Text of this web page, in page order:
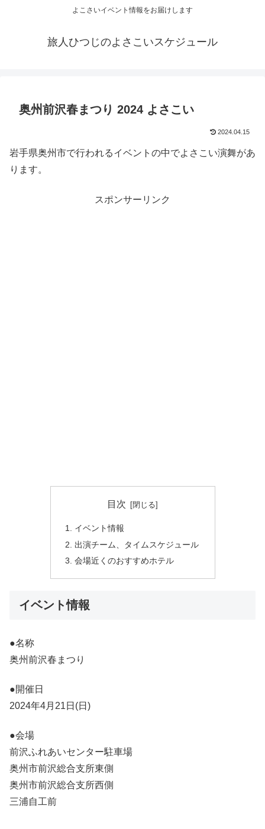
よこさいイベント情報をお届けします
旅人ひつじのよさこいスケジュール
奥州前沢春まつり 2024 よさこい
2024.04.15
岩手県奥州市で行われるイベントの中でよさこい演舞があ
ります。
スポンサーリンク
目次
イベント情報
出演チーム、タイムスケジュール
会場近くのおすすめホテル
イベント情報
●名称
奥州前沢春まつり
●開催日
2024年4月21日(日)
●会場
前沢ふれあいセンター駐車場
奥州市前沢総合支所東側
奥州市前沢総合支所西側
三浦自工前